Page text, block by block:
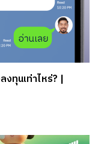
ทุนเท่าไหร่? |